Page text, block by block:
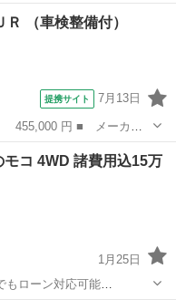
の方 ２、パートを
等をされた方やローンが
（車検整備付）
提携サイト 7月13日
ド名： Ｘ ＦＯＵＲ ■
ション： CVT ■...
コ 4WD 諸費用込15万
1月25日